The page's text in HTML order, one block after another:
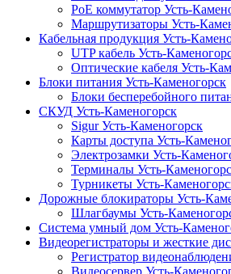
PoE коммутатор Усть-
Маршрутизаторы Усть-
Кабельная продукция Усть-
UTP кабель Усть-
Оптические кабеля Усть-
Блоки питания Усть-Каменогорск
Блоки бесперебойного
СКУД Усть-Каменогорск
Sigur Усть-Каменогорск
Карты доступа Усть-
Электрозамки Усть-
Терминалы Усть-
Турникеты Усть-
Дорожные блокираторы Усть-
Шлагбаумы Усть-
Система умный дом Усть-
Видеорегистраторы и жесткие
Регистратор
Видеосервер Усть-